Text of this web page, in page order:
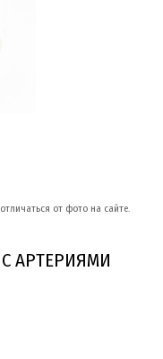
от фото на сайте.
АРТЕРИЯМИ